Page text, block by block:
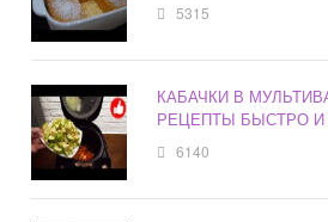
5315
КАБАЧКИ В
РЕЦЕПТЫ БЫСТРО И
6140